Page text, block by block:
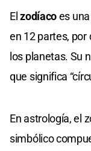
Elzodíacoes
en 12 partes, por
los planetas. Su
que significa
En astrología, el
simbólico